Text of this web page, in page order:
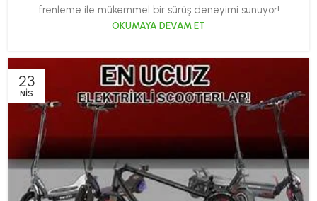
frenleme ile mükemmel bir sürüş deneyimi sunuyor!
OKUMAYA DEVAM ET
23
NIS